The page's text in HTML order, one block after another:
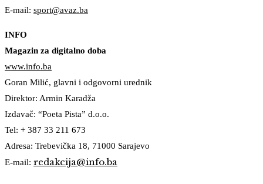
E-mail: sport@avaz.ba
INFO
Magazin za digitalno doba
www.info.ba
Goran Milić, glavni i odgovorni urednik
Direktor: Armin Karadža
Izdavač: “Poeta Pista” d.o.o.
Tel: + 387 33 211 673
Adresa: Trebevička 18, 71000 Sarajevo
E-mail: redakcija@info.ba